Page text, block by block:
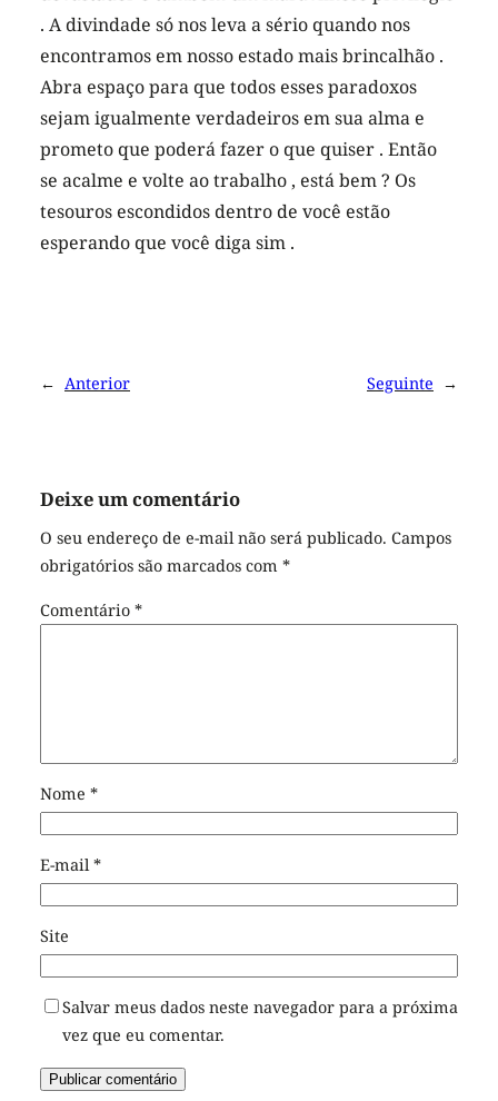
. A divindade só nos leva a sério quando nos
encontramos em nosso estado mais brincalhão .
Abra espaço para que todos esses paradoxos
sejam igualmente verdadeiros em sua alma e
prometo que poderá fazer o que quiser . Então
se acalme e volte ao trabalho , está bem ? Os
tesouros escondidos dentro de você estão
esperando que você diga sim .
← Anterior Seguinte →
Deixe um comentário
O seu endereço de e-mail não será publicado. Campos
obrigatórios são marcados com *
Comentário *
Nome *
E-mail*
Site
Salvar meus dados neste navegador para a próxima
vez que eu comentar.